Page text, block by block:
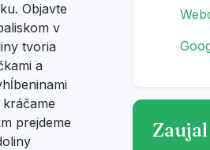
Objavte
v
tvoria
a
prejdeme